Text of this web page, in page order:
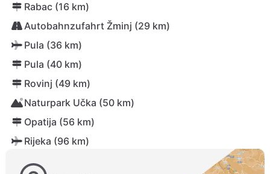
Rabac (16 km)
Autobahnzufahrt Žminj (29 km)
Pula (36 km)
Pula (40 km)
Rovinj (49 km)
Naturpark Učka (50 km)
Opatija (56 km)
Rijeka (96 km)